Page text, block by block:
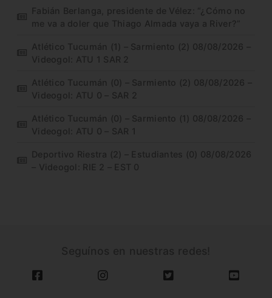
Fabián Berlanga, presidente de Vélez: “¿Cómo no
me va a doler que Thiago Almada vaya a River?”
Atlético Tucumán (1) – Sarmiento (2) 08/08/2026 –
Videogol: ATU 1 SAR 2
Atlético Tucumán (0) – Sarmiento (2) 08/08/2026 –
Videogol: ATU 0 – SAR 2
Atlético Tucumán (0) – Sarmiento (1) 08/08/2026 –
Videogol: ATU 0 – SAR 1
Deportivo Riestra (2) – Estudiantes (0) 08/08/2026
– Videogol: RIE 2 – EST 0